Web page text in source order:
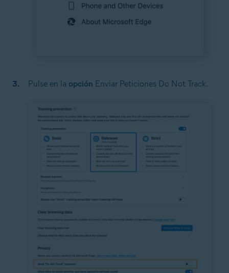
Pulse en la opción Enviar Peticiones Do Not Track.